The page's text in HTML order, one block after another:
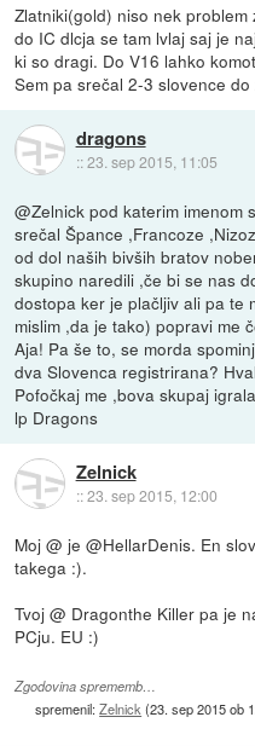
Zlatniki(gold) niso nek
do IC dlcja se tam lvlaj saj je
ki so dragi. Do V16 lahko
Sem pa srečal 2-3 slovence do
dragons
::23. sep 2015, 11:05
@Zelnick pod katerim imenom
srečal Špance ,Francoze
od dol naših bivših bratov
skupino naredili ,če bi se nas
dostopa ker je plačljiv ali pa te
mislim ,da je tako) popravi me
Aja! Pa še to, se morda
dva Slovenca registrirana?
Pofočkaj me ,bova skupaj
lp Dragons
Zelnick
::23. sep 2015, 12:00
Moj @ je @HellarDenis. En
takega :).
Tvoj @ Dragonthe Killer pa je
PCju. EU :)
Zgodovina sprememb…
spremenil:Zelnick (23. sep 2015 ob